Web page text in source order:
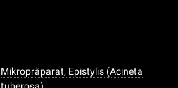
Mikropräparat, Epistylis (Acineta
tuberosa)